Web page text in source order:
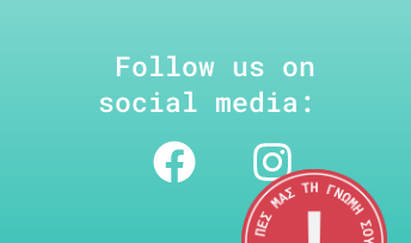
Follow us on
social media: